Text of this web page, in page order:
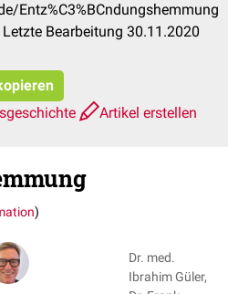
Entz%C3%BCndungshemmung
Bearbeitung 30.11.2020
Artikel erstellen
)
Dr. med.
Ibrahim Güler,